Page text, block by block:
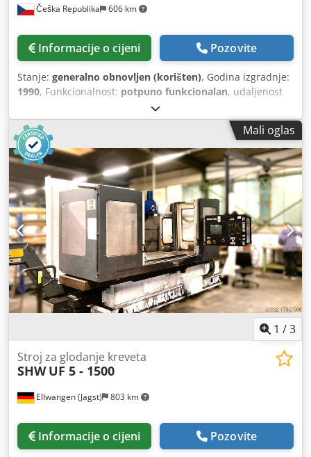
Češka Republika 606 km
Informacije o cijeni Pozovite
Stanje: generalno obnovljen (korišten), Godina izgradnje:
1990, Funkcionalnost: potpuno funkcionalan, udaljenost
, Y osi hod:
Z-osi:630 mm, brzi pomjeraj X-os:10 m/min, brzi hod Y-
osi:10 m/min
, brzina pomaka X
ose:2 m/min, brzina posmaka Y-osi:2 m/min, brzina
posmaka Z-os:
2 m/min, položaj glave za glodanje:
VERTIKÁLNÍ, maksimalna brzina vretena:2.500 okret/min,
brzina vretena (min.):
2.500 okret/min, širina stola: 630
mm, opterećenje stola:2.000 kg, dužina stola:2.200 mm,
visina stola:
800 mm , ukupna visina:3.670 mm, ukupna
širina:
3.250 mm, ukupna dužina:5.000 mm , vrsta ulazne
struje:
trofazni , maksimalna brzina okretanja: 2.500
okret/min
, maksimalna težina obratka:2.000 kg, ukupna
masa:14.500 kg, godina posljednjeg generalnog remonta:
2025, okretni moment:900 Nm, snaga motora vretena:
23.500 W, snaga:23,5 kW (31,95 KS), Oprema:
Mali oglas
1 /3
Ellwangen (Jagst) 803 km
Stroj za glodanje kreveta
SHW UF 5 - 1500
Informacije o cijeni Pozovite